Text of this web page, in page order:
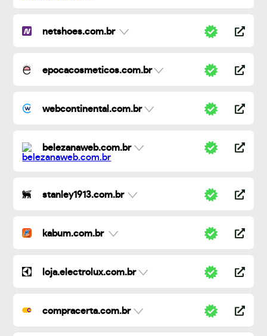
netshoes.com.br
epocacosmeticos.com.br
webcontinental.com.br
belezanaweb.com.br
stanley1913.com.br
kabum.com.br
loja.electrolux.com.br
compracerta.com.br